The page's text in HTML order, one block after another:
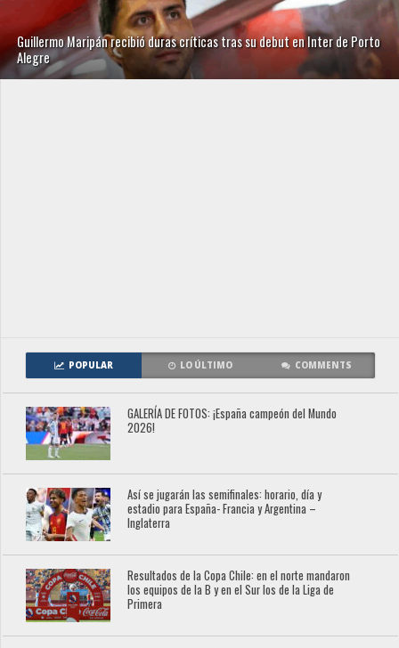
Guillermo Maripán recibió duras críticas tras su debut en Inter de Porto
Alegre
POPULAR LO ÚLTIMO COMMENTS
GALERÍA DE FOTOS: ¡España campeón del Mundo
2026!
Así se jugarán las semifinales: horario, día y
estadio para España- Francia y Argentina –
Inglaterra
Resultados de la Copa Chile: en el norte mandaron
los equipos de la B y en el Sur los de la Liga de
Primera